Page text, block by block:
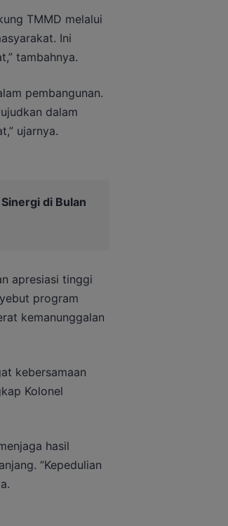
TMMD melalui
Ini
tambahnya.
pembangunan.
dalam
ujarnya.
di Bulan
apresiasi tinggi
program
kemanunggalan
kebersamaan
Kolonel
hasil
“Kepedulian